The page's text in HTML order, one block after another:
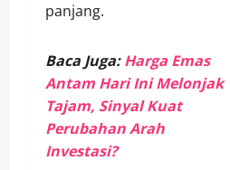
panjang.
Baca Juga:Harga Emas
Antam Hari Ini Melonjak
Tajam, Sinyal Kuat
Perubahan Arah
Investasi?